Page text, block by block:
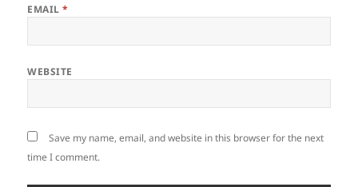
EMAIL*
WEBSITE
Save my name, email, and website in this browser for the next
time I comment.